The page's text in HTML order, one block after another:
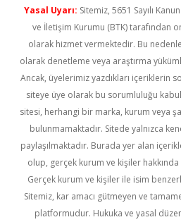
Yasal Uyarı: Sitemiz, 5651 Sayılı
ve İletişim Kurumu (BTK) tarafından
olarak hizmet vermektedir. Bu
olarak denetleme veya araştırma
Ancak, üyelerimiz yazdıkları içeriklerin
siteye üye olarak bu sorumluluğu
sitesi, herhangi bir marka, kurum veya
bulunmamaktadır. Sitede yalnızca
paylaşılmaktadır. Burada yer alan
olup, gerçek kurum ve kişiler hakkında
Gerçek kurum ve kişiler ile isim
Sitemiz, kar amacı gütmeyen ve
platformudur. Hukuka ve yasal